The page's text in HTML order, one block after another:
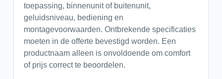
toepassing, binnenunit of buitenunit,
geluidsniveau, bediening en
montagevoorwaarden. Ontbrekende specificaties
moeten in de offerte bevestigd worden. Een
productnaam alleen is onvoldoende om comfort
of prijs correct te beoordelen.